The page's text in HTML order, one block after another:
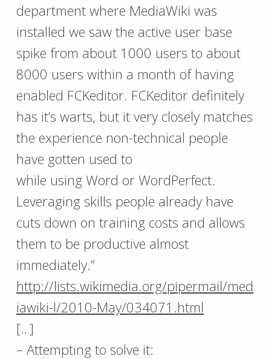
department where MediaWiki was
installed we saw the active user base
spike from about 1000 users to about
8000 users within a month of having
enabled FCKeditor. FCKeditor definitely
has it’s warts, but it very closely matches
the experience non-technical people
have gotten used to
while using Word or WordPerfect.
Leveraging skills people already have
cuts down on training costs and allows
them to be productive almost
immediately.”
http://lists.wikimedia.org/pipermail/med
iawiki-l/2010-May/034071.html
[…]
– Attempting to solve it: